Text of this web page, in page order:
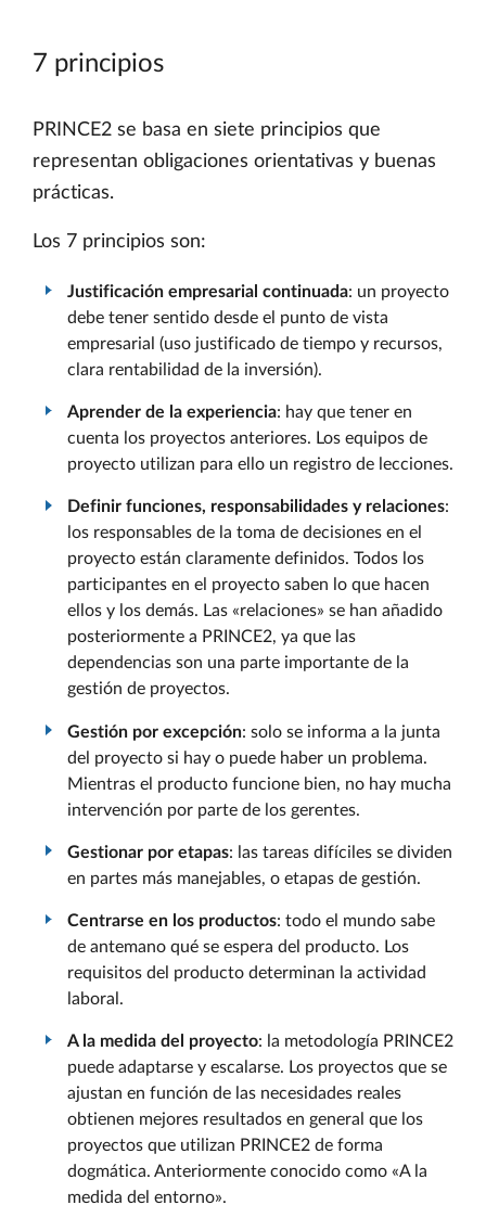
7 principios
PRINCE2 se basa en siete principios que
representan obligaciones orientativas y buenas
prácticas.
Los 7 principios son:
Justificación empresarial continuada: un proyecto
debe tener sentido desde el punto de vista
empresarial (uso justificado de tiempo y recursos,
clara rentabilidad de la inversión).
Aprender de la experiencia: hay que tener en
cuenta los proyectos anteriores. Los equipos de
proyecto utilizan para ello un registro de lecciones.
Definir funciones, responsabilidades y relaciones:
los responsables de la toma de decisiones en el
proyecto están claramente definidos. Todos los
participantes en el proyecto saben lo que hacen
ellos y los demás. Las «relaciones» se han añadido
posteriormente a PRINCE2, ya que las
dependencias son una parte importante de la
gestión de proyectos.
Gestión por excepción: solo se informa a la junta
del proyecto si hay o puede haber un problema.
Mientras el producto funcione bien, no hay mucha
intervención por parte de los gerentes.
Gestionar por etapas: las tareas difíciles se dividen
en partes más manejables, o etapas de gestión.
Centrarse en los productos: todo el mundo sabe
de antemano qué se espera del producto. Los
requisitos del producto determinan la actividad
laboral.
A la medida del proyecto: la metodología PRINCE2
puede adaptarse y escalarse. Los proyectos que se
ajustan en función de las necesidades reales
obtienen mejores resultados en general que los
proyectos que utilizan PRINCE2 de forma
dogmática. Anteriormente conocido como «A la
medida del entorno».